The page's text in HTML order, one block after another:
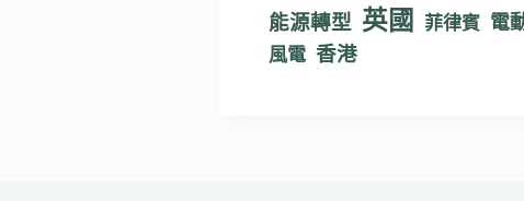
能源轉型 英國 菲律賓 電
風電 香港